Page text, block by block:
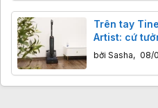
Trên tay
Artist: cứ
công nghệ rồi
bởi Sasha, 08/